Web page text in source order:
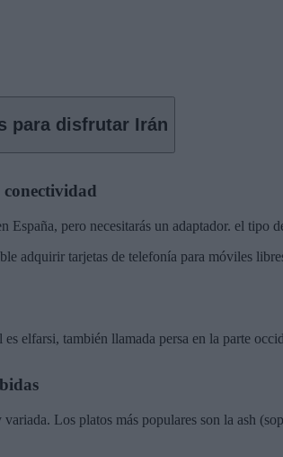
para disfrutar Irán
España, pero necesitarás un adaptador. el tipo
adquirir tarjetas de telefonía para móviles
elfarsi, también llamada persa en la parte
Los platos más populares son la ash